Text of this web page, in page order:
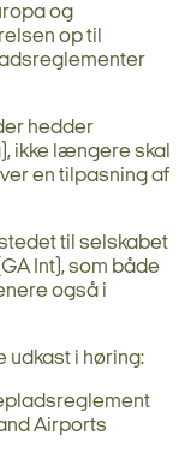
og
op til
hedder
ikke længere skal
en tilpasning af
til selskabet
Int), som både
også i
udkast i høring:
Airports